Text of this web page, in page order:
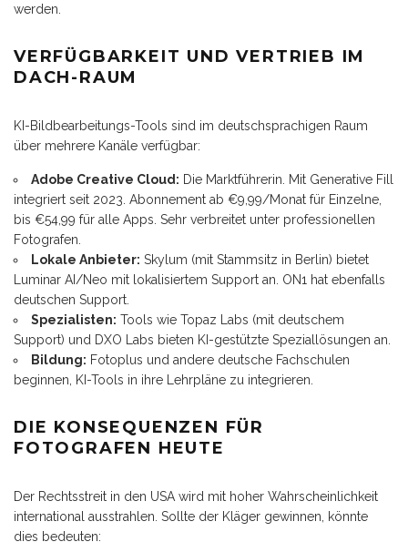
werden.
VERFÜGBARKEIT UND VERTRIEB IM
DACH-RAUM
KI-Bildbearbeitungs-Tools sind im deutschsprachigen Raum
über mehrere Kanäle verfügbar:
Adobe Creative Cloud: Die Marktführerin. Mit Generative Fill
integriert seit 2023. Abonnement ab €9,99/Monat für Einzelne,
bis €54,99 für alle Apps. Sehr verbreitet unter professionellen
Fotografen.
Lokale Anbieter: Skylum (mit Stammsitz in Berlin) bietet
Luminar AI/Neo mit lokalisiertem Support an. ON1 hat ebenfalls
deutschen Support.
Spezialisten: Tools wie Topaz Labs (mit deutschem
Support) und DXO Labs bieten KI-gestützte Speziallösungen an.
Bildung: Fotoplus und andere deutsche Fachschulen
beginnen, KI-Tools in ihre Lehrpläne zu integrieren.
DIE KONSEQUENZEN FÜR
FOTOGRAFEN HEUTE
Der Rechtsstreit in den USA wird mit hoher Wahrscheinlichkeit
international ausstrahlen. Sollte der Kläger gewinnen, könnte
dies bedeuten: